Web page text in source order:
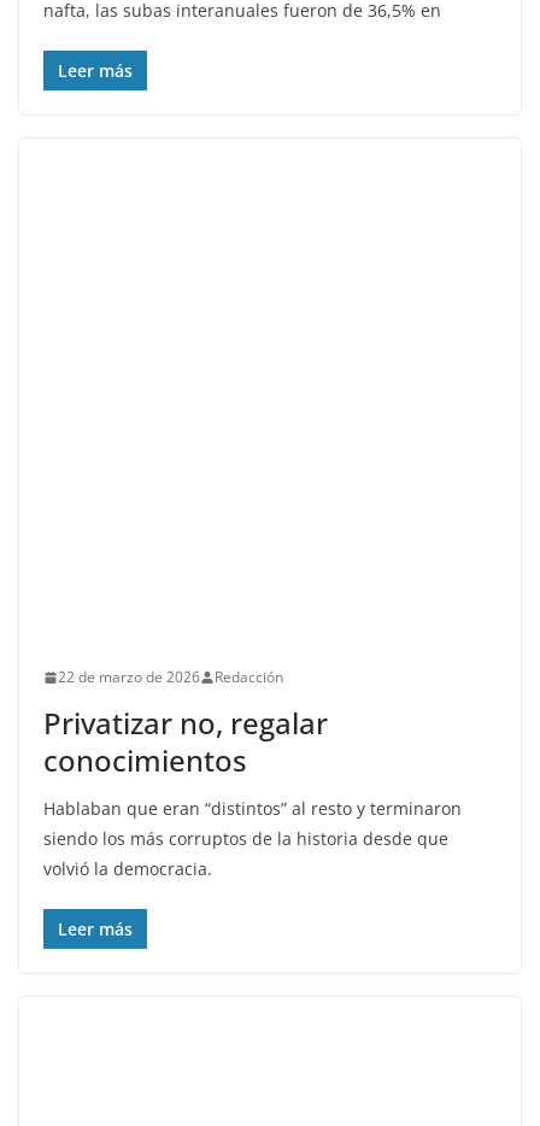
nafta, las subas interanuales fueron de 36,5% en
Leer más
22 de marzo de 2026 Redacción
Privatizar no, regalar
conocimientos
Hablaban que eran “distintos” al resto y terminaron
siendo los más corruptos de la historia desde que
volvió la democracia.
Leer más